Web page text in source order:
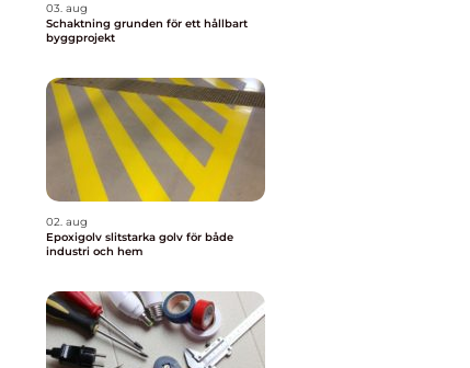
03. aug
Schaktning grunden för ett hållbart
byggprojekt
02. aug
Epoxigolv slitstarka golv för både
industri och hem